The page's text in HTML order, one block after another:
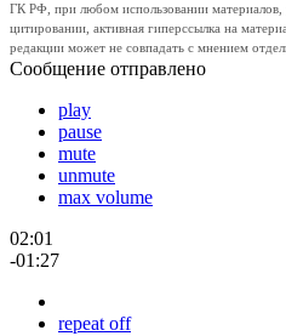
ГК РФ, при любом использовании
цитировании, активная гиперссылка на
редакции может не совпадать с мнением
Сообщение отправлено
play
pause
mute
unmute
max volume
02:01
-01:27
repeat off